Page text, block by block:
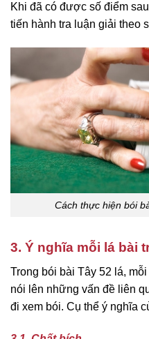
Khi đã có được số điểm
tiến hành tra luận giải theo
Cách thực hiện bói
3. Ý nghĩa mỗi lá bài
Trong bói bài Tây 52 lá,
nói lên những vấn đề liên
đi xem bói. Cụ thể ý nghĩa